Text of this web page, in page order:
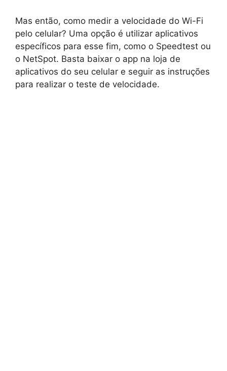
Mas então, como medir a velocidade do Wi-Fi
pelo celular? Uma opção é utilizar aplicativos
específicos para esse fim, como o Speedtest ou
o NetSpot. Basta baixar o app na loja de
aplicativos do seu celular e seguir as instruções
para realizar o teste de velocidade.